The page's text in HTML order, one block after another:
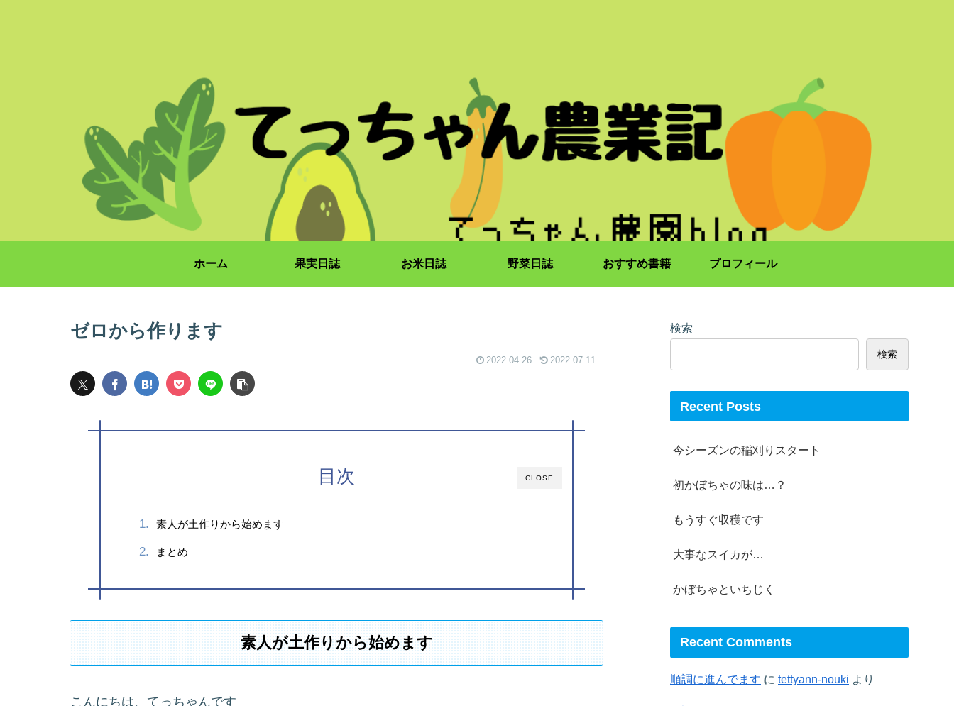
ホーム 果実日誌 お米日誌 野菜日誌 おすすめ書籍 プロフィール
ゼロから作ります
2022.04.26 2022.07.11
CLOSE
目次
素人が土作りから始めます
まとめ
素人が土作りから始めます
こんにちは、てっちゃんです
検索
検索
Recent Posts
今シーズンの稲刈りスタート
初かぼちゃの味は…？
もうすぐ収穫です
大事なスイカが…
かぼちゃといちじく
Recent Comments
順調に進んでます に tettyann-nouki より